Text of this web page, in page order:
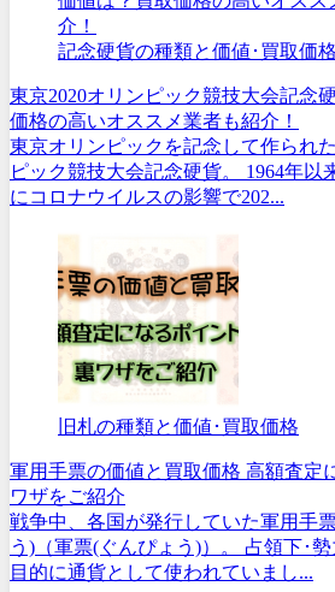
記念硬貨の種類と価値･買取価格
東京2020オリンピック競技大会記念
価格の高いオススメ業者も紹介！
東京オリンピックを記念して作られ
ピック競技大会記念硬貨。 1964年以
にコロナウイルスの影響で202...
旧札の種類と価値･買取価格
軍用手票の価値と買取価格 高額査定
ワザをご紹介
戦争中、各国が発行していた軍用手
う)（軍票(ぐんぴょう)）。 占領下･
目的に通貨として使われていまし...